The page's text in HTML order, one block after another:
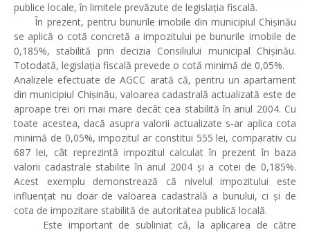
publice locale, în limitele prevăzute de legislația fiscală.
În prezent, pentru bunurile imobile din municipiul Chișinău
se aplică o cotă concretă a impozitului pe bunurile imobile de
0,185%, stabilită prin decizia Consiliului municipal Chișinău.
Totodată, legislația fiscală prevede o cotă minimă de 0,05%.
Analizele efectuate de AGCC arată că, pentru un apartament
din municipiul Chișinău, valoarea cadastrală actualizată este de
aproape trei ori mai mare decât cea stabilită în anul 2004. Cu
toate acestea, dacă asupra valorii actualizate s-ar aplica cota
minimă de 0,05%, impozitul ar constitui 555 lei, comparativ cu
687 lei, cât reprezintă impozitul calculat în prezent în baza
valorii cadastrale stabilite în anul 2004 și a cotei de 0,185%.
Acest exemplu demonstrează că nivelul impozitului este
influențat nu doar de valoarea cadastrală a bunului, ci și de
cota de impozitare stabilită de autoritatea publică locală.
Este important de subliniat că, la aplicarea de către